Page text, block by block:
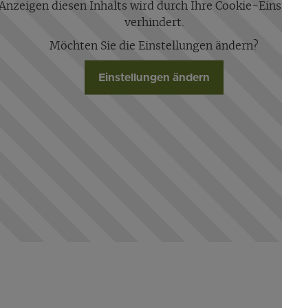
diesen Inhalts wird durch Ihre Cookie-
verhindert.
Möchten Sie die Einstellungen ändern?
Einstellungen ändern